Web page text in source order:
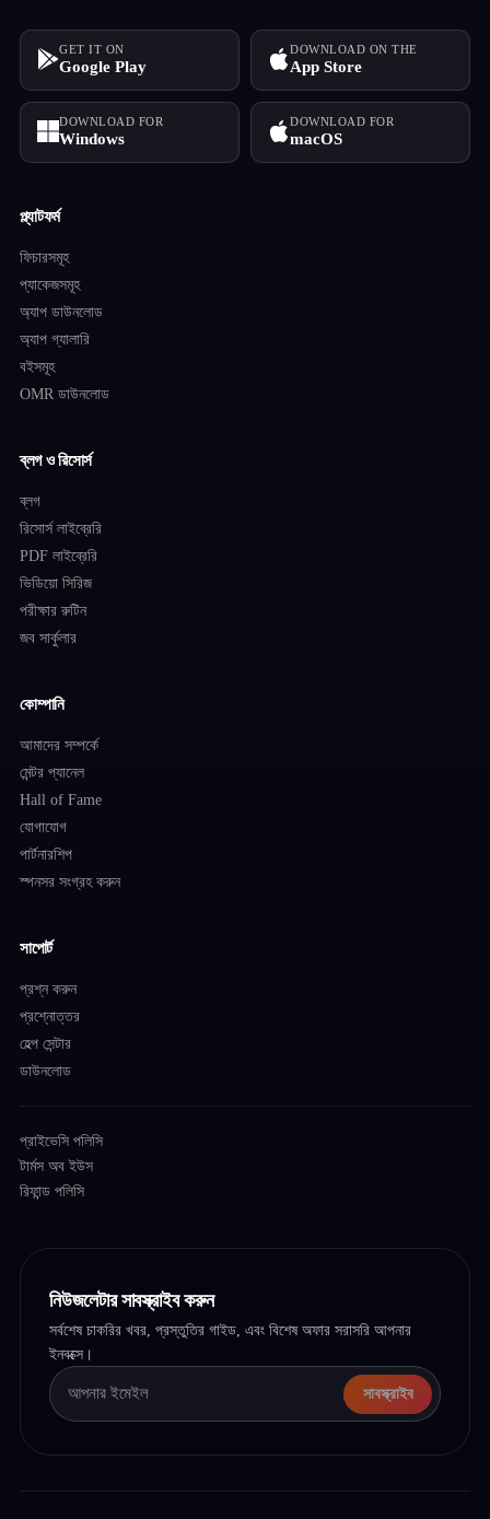
GET IT ON
Google Play
DOWNLOAD ON THE
App Store
DOWNLOAD FOR
Windows
DOWNLOAD FOR
macOS
প্ল্যাটফর্ম
ফিচারসমূহ
প্যাকেজসমূহ
অ্যাপ ডাউনলোড
অ্যাপ গ্যালারি
বইসমূহ
OMR ডাউনলোড
ব্লগ ও রিসোর্স
ব্লগ
রিসোর্স লাইব্রেরি
PDF লাইব্রেরি
ভিডিয়ো সিরিজ
পরীক্ষার রুটিন
জব সার্কুলার
কোম্পানি
আমাদের সম্পর্কে
মেন্টর প্যানেল
Hall of Fame
যোগাযোগ
পার্টনারশিপ
স্পনসর সংগ্রহ করুন
সাপোর্ট
প্রশ্ন করুন
প্রশ্নোত্তর
হেল্প সেন্টার
ডাউনলোড
প্রাইভেসি পলিসি
টার্মস অব ইউস
রিফান্ড পলিসি
নিউজলেটার সাবস্ক্রাইব করুন
সর্বশেষ চাকরির খবর, প্রস্তুতির গাইড, এবং বিশেষ অফার সরাসরি আপনার
ইনবক্সে।
সাবস্ক্রাইব